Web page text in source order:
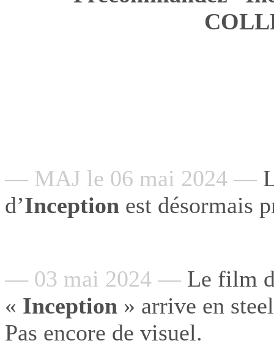
— MAJ le 06 mai 2024 —
d’Inception est désormais
— 03 mai 2024 — Le film
« Inception » arrive en
Pas encore de visuel.